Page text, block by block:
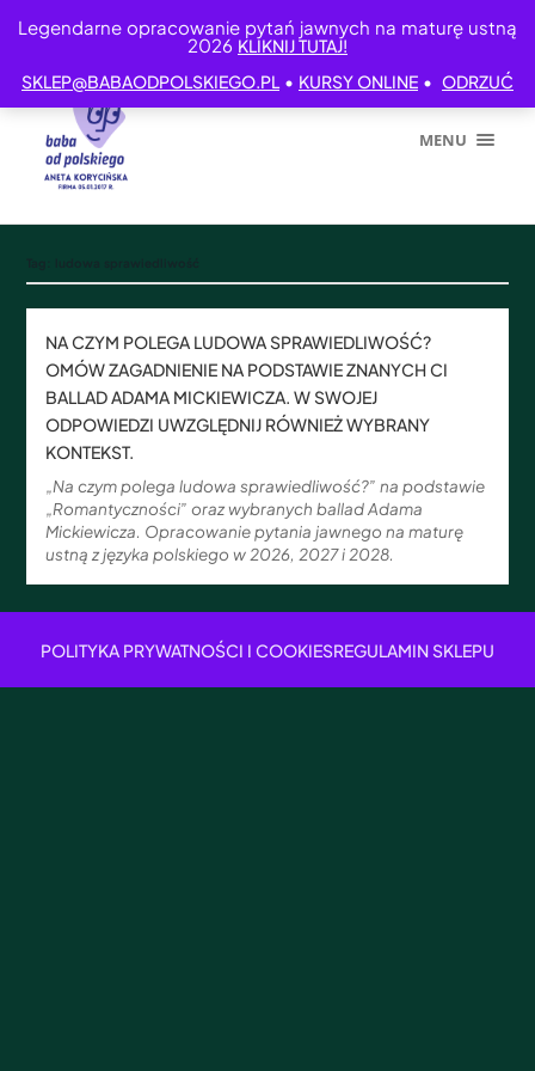
Legendarne opracowanie pytań jawnych na maturę ustną
2026 KLIKNIJ TUTAJ!
SKLEP@BABAODPOLSKIEGO.PL • KURSY ONLINE • ODRZUĆ
MENU
NA CZYM POLEGA LUDOWA SPRAWIEDLIWOŚĆ?
OMÓW ZAGADNIENIE NA PODSTAWIE ZNANYCH CI
BALLAD ADAMA MICKIEWICZA. W SWOJEJ
ODPOWIEDZI UWZGLĘDNIJ RÓWNIEŻ WYBRANY
KONTEKST.
„Na czym polega ludowa sprawiedliwość?” na podstawie
„Romantyczności” oraz wybranych ballad Adama
Mickiewicza. Opracowanie pytania jawnego na maturę
ustną z języka polskiego w 2026, 2027 i 2028.
POLITYKA PRYWATNOŚCI I COOKIESREGULAMIN SKLEPU